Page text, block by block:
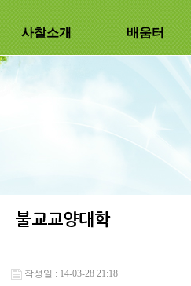
사찰소개 배움터
작성일 : 14-03-28 21:18